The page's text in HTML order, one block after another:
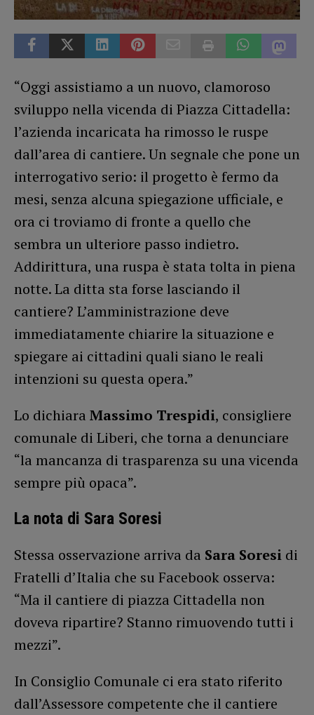
“Oggi assistiamo a un nuovo, clamoroso
sviluppo nella vicenda di Piazza Cittadella:
l’azienda incaricata ha rimosso le ruspe
dall’area di cantiere. Un segnale che pone un
interrogativo serio: il progetto è fermo da
mesi, senza alcuna spiegazione ufficiale, e
ora ci troviamo di fronte a quello che
sembra un ulteriore passo indietro.
Addirittura, una ruspa è stata tolta in piena
notte. La ditta sta forse lasciando il
cantiere? L’amministrazione deve
immediatamente chiarire la situazione e
spiegare ai cittadini quali siano le reali
intenzioni su questa opera.”
Lo dichiara Massimo Trespidi, consigliere
comunale di Liberi, che torna a denunciare
“la mancanza di trasparenza su una vicenda
sempre più opaca”.
La nota di Sara Soresi
Stessa osservazione arriva da Sara Soresi di
Fratelli d’Italia che su Facebook osserva:
“Ma il cantiere di piazza Cittadella non
doveva ripartire? Stanno rimuovendo tutti i
mezzi”.
In Consiglio Comunale ci era stato riferito
dall’Assessore competente che il cantiere